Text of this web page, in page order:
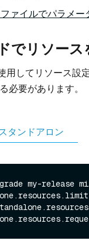
ファイルでパラメー
でリソース
用してリソース設
必要があります。
タンドアロン
my-release